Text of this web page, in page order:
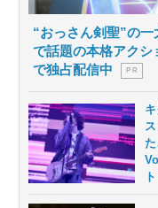
“おっさん剣聖”の
で話題の本格アク
で独占配信中
P R